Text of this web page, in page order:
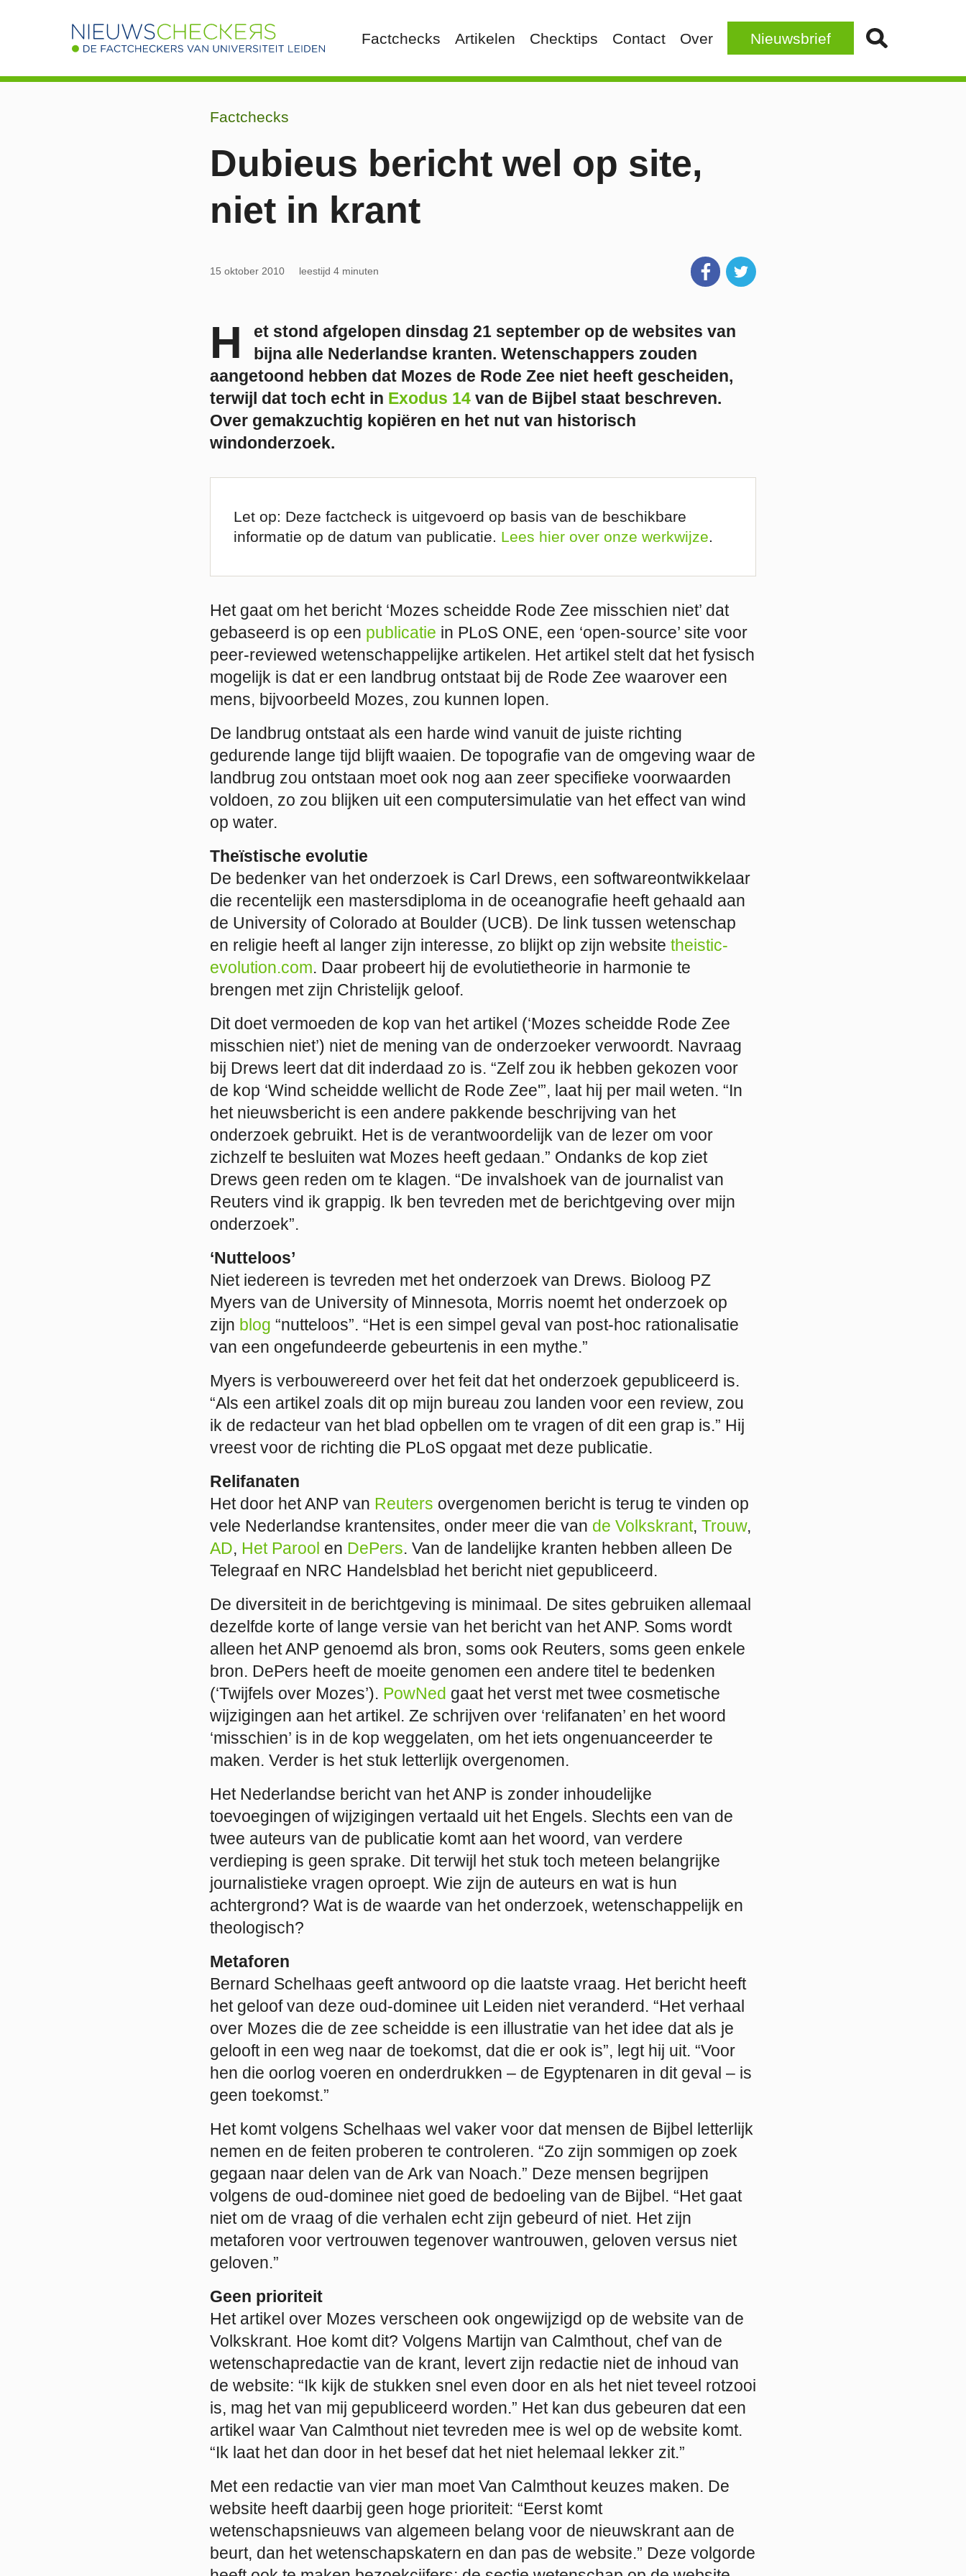
Factchecks Artikelen Checktips Contact Over Nieuwsbrief
Factchecks
Dubieus bericht wel op site,
niet in krant
15 oktober 2010 leestijd 4 minuten
H
et stond afgelopen dinsdag 21 september op de websites van
bijna alle Nederlandse kranten. Wetenschappers zouden
aangetoond hebben dat Mozes de Rode Zee niet heeft gescheiden,
terwijl dat toch echt in Exodus 14 van de Bijbel staat beschreven.
Over gemakzuchtig kopiëren en het nut van historisch
windonderzoek.
Let op: Deze factcheck is uitgevoerd op basis van de beschikbare
informatie op de datum van publicatie. Lees hier over onze werkwijze
Het gaat om het bericht ‘Mozes scheidde Rode Zee misschien niet’ dat
gebaseerd is op een publicatie in PLoS ONE, een ‘open-source’ site voor
peer-reviewed wetenschappelijke artikelen. Het artikel stelt dat het fysisch
mogelijk is dat er een landbrug ontstaat bij de Rode Zee waarover een
mens, bijvoorbeeld Mozes, zou kunnen lopen.
De landbrug ontstaat als een harde wind vanuit de juiste richting
gedurende lange tijd blijft waaien. De topografie van de omgeving waar de
landbrug zou ontstaan moet ook nog aan zeer specifieke voorwaarden
voldoen, zo zou blijken uit een computersimulatie van het effect van wind
op water.
Theïstische evolutie
De bedenker van het onderzoek is Carl Drews, een softwareontwikkelaar
die recentelijk een mastersdiploma in de oceanografie heeft gehaald aan
de University of Colorado at Boulder (UCB). De link tussen wetenschap
en religie heeft al langer zijn interesse, zo blijkt op zijn website theistic-
evolution.com. Daar probeert hij de evolutietheorie in harmonie te
brengen met zijn Christelijk geloof.
Dit doet vermoeden de kop van het artikel (‘Mozes scheidde Rode Zee
misschien niet’) niet de mening van de onderzoeker verwoordt. Navraag
bij Drews leert dat dit inderdaad zo is. “Zelf zou ik hebben gekozen voor
de kop ‘Wind scheidde wellicht de Rode Zee'”, laat hij per mail weten. “In
het nieuwsbericht is een andere pakkende beschrijving van het
onderzoek gebruikt. Het is de verantwoordelijk van de lezer om voor
zichzelf te besluiten wat Mozes heeft gedaan.” Ondanks de kop ziet
Drews geen reden om te klagen. “De invalshoek van de journalist van
Reuters vind ik grappig. Ik ben tevreden met de berichtgeving over mijn
onderzoek”.
‘Nutteloos’
Niet iedereen is tevreden met het onderzoek van Drews. Bioloog PZ
Myers van de University of Minnesota, Morris noemt het onderzoek op
zijn blog “nutteloos”. “Het is een simpel geval van post-hoc rationalisatie
van een ongefundeerde gebeurtenis in een mythe.”
Myers is verbouwereerd over het feit dat het onderzoek gepubliceerd is.
“Als een artikel zoals dit op mijn bureau zou landen voor een review, zou
ik de redacteur van het blad opbellen om te vragen of dit een grap is.” Hij
vreest voor de richting die PLoS opgaat met deze publicatie.
Relifanaten
Het door het ANP van Reuters overgenomen bericht is terug te vinden op
vele Nederlandse krantensites, onder meer die van de Volkskrant, Trouw,
AD, Het Parool en DePers. Van de landelijke kranten hebben alleen De
Telegraaf en NRC Handelsblad het bericht niet gepubliceerd.
De diversiteit in de berichtgeving is minimaal. De sites gebruiken allemaal
dezelfde korte of lange versie van het bericht van het ANP. Soms wordt
alleen het ANP genoemd als bron, soms ook Reuters, soms geen enkele
bron. DePers heeft de moeite genomen een andere titel te bedenken
(‘Twijfels over Mozes’). PowNed gaat het verst met twee cosmetische
wijzigingen aan het artikel. Ze schrijven over ‘relifanaten’ en het woord
‘misschien’ is in de kop weggelaten, om het iets ongenuanceerder te
maken. Verder is het stuk letterlijk overgenomen.
Het Nederlandse bericht van het ANP is zonder inhoudelijke
toevoegingen of wijzigingen vertaald uit het Engels. Slechts een van de
twee auteurs van de publicatie komt aan het woord, van verdere
verdieping is geen sprake. Dit terwijl het stuk toch meteen belangrijke
journalistieke vragen oproept. Wie zijn de auteurs en wat is hun
achtergrond? Wat is de waarde van het onderzoek, wetenschappelijk en
theologisch?
Metaforen
Bernard Schelhaas geeft antwoord op die laatste vraag. Het bericht heeft
het geloof van deze oud-dominee uit Leiden niet veranderd. “Het verhaal
over Mozes die de zee scheidde is een illustratie van het idee dat als je
gelooft in een weg naar de toekomst, dat die er ook is”, legt hij uit. “Voor
hen die oorlog voeren en onderdrukken – de Egyptenaren in dit geval – is
geen toekomst.”
Het komt volgens Schelhaas wel vaker voor dat mensen de Bijbel letterlijk
nemen en de feiten proberen te controleren. “Zo zijn sommigen op zoek
gegaan naar delen van de Ark van Noach.” Deze mensen begrijpen
volgens de oud-dominee niet goed de bedoeling van de Bijbel. “Het gaat
niet om de vraag of die verhalen echt zijn gebeurd of niet. Het zijn
metaforen voor vertrouwen tegenover wantrouwen, geloven versus niet
geloven.”
Geen prioriteit
Het artikel over Mozes verscheen ook ongewijzigd op de website van de
Volkskrant. Hoe komt dit? Volgens Martijn van Calmthout, chef van de
wetenschapredactie van de krant, levert zijn redactie niet de inhoud van
de website: “Ik kijk de stukken snel even door en als het niet teveel rotzooi
is, mag het van mij gepubliceerd worden.” Het kan dus gebeuren dat een
artikel waar Van Calmthout niet tevreden mee is wel op de website komt.
“Ik laat het dan door in het besef dat het niet helemaal lekker zit.”
Met een redactie van vier man moet Van Calmthout keuzes maken. De
website heeft daarbij geen hoge prioriteit: “Eerst komt
wetenschapsnieuws van algemeen belang voor de nieuwskrant aan de
beurt, dan het wetenschapskatern en dan pas de website.” Deze volgorde